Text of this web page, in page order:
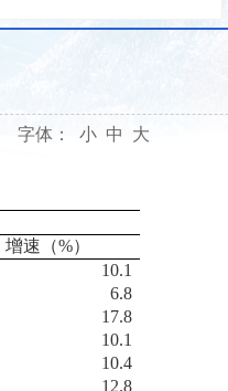
字体： 小 中 大
增速（%）
10.1
6.8
17.8
10.1
10.4
12.8